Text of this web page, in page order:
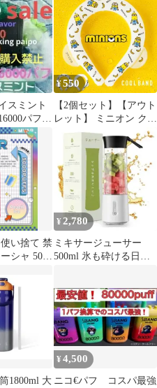
る15風味
し タール
ズ 水タバ
スミント
パフ
てベープ
¥550
【2個セット】【アウト
レット】 ミニオン クー
ルバンド クールリング
猛暑 暑さ対策 冷感グッ
ズ 冷却チューブ アイス
リング 熱中症対策 アイ
スリング
(SAMPLE/NOLI)
い捨て 禁
シャ 5000
¥2,780
ミキサージューサー
500ml 氷も砕ける日本
1800ml 大
¥4,500
ニコ€パフ コスパ最強